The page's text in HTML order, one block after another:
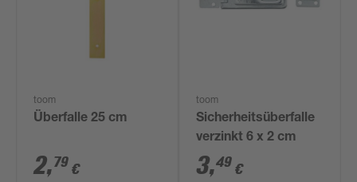
toom
Überfalle 25 cm
2,79 €
toom
Sicherheitsüberfalle
verzinkt 6 x 2 cm
3,49 €